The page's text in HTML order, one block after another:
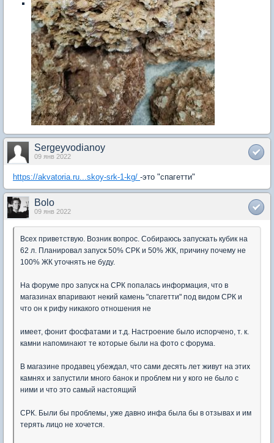
Sergeyvodianoy
09 янв 2022
https://akvatoria.ru...skoy-srk-1-kg/ -это "спагетти"
Bolo
09 янв 2022
Всех приветствую. Возник вопрос. Собираюсь запускать кубик на
62 л. Планировал запуск 50% СРК и 50% ЖК, причину почему не
100% ЖК уточнять не буду.
На форуме про запуск на СРК попалась информация, что в
магазинах впаривают некий камень "спагетти" под видом СРК и
что он к рифу никакого отношения не
имеет, фонит фосфатами и т.д. Настроение было испорчено, т. к.
камни напоминают те которые были на фото с форума.
В магазине продавец убеждал, что сами десять лет живут на этих
камнях и запустили много банок и проблем ни у кого не было с
ними и что это самый настоящий
СРК. Были бы проблемы, уже давно инфа была бы в отзывах и им
терять лицо не хочется.